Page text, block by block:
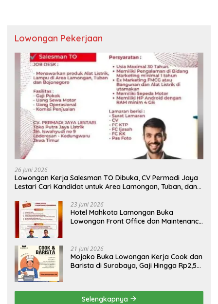
Lowongan Pekerjaan
26 Juni 2026
Lowongan Kerja Salesman TO Dibuka, CV Permadi Jaya
Lestari Cari Kandidat untuk Area Lamongan, Tuban, dan
23 Juni 2026
Hotel Mahkota Lamongan Buka
Lowongan Front Office dan Maintenance
21 Juni 2026
Mojako Buka Lowongan Kerja Cook dan
Barista di Surabaya, Gaji Hingga Rp2,5
Selengkapnya